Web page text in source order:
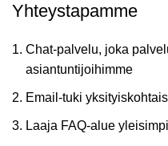
Yhteystapamme
Chat-palvelu, joka
asiantuntijoihimme
Email-tuki
Laaja FAQ-alue